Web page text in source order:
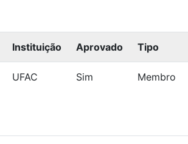
Instituição Aprovado Tipo
UFAC Sim Membro